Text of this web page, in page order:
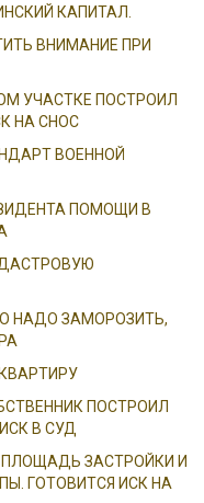
КАПИТАЛ.
ВНИМАНИЕ ПРИ
УЧАСТКЕ ПОСТРОИЛ
НА СНОС
ВОЕННОЙ
ПОМОЩИ В
НАДО ЗАМОРОЗИТЬ,
ПОСТРОИЛ
В СУД
ПЛОЩАДЬ ЗАСТРОЙКИ И
ГОТОВИТСЯ ИСК НА